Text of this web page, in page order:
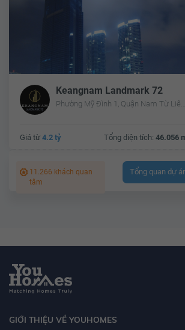
Keangnam Landmark 72
Giá từ 4.2 tỷ Tổng diện tích: 46.056
11.266 khách quan
tâm
Tổng quan dự
GIỚI THIỆU VỀ YOUHOMES